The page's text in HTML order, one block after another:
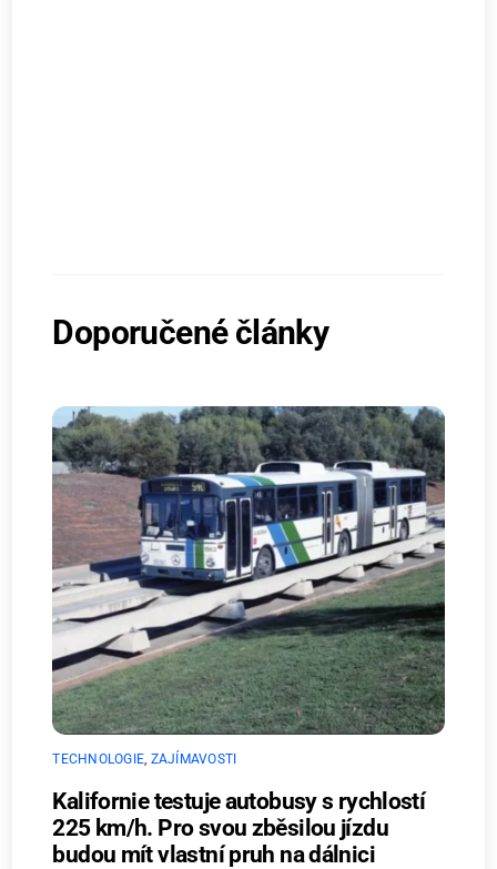
Doporučené články
TECHNOLOGIE, ZAJÍMAVOSTI
Kalifornie testuje autobusy s rychlostí
225 km/h. Pro svou zběsilou jízdu
budou mít vlastní pruh na dálnici